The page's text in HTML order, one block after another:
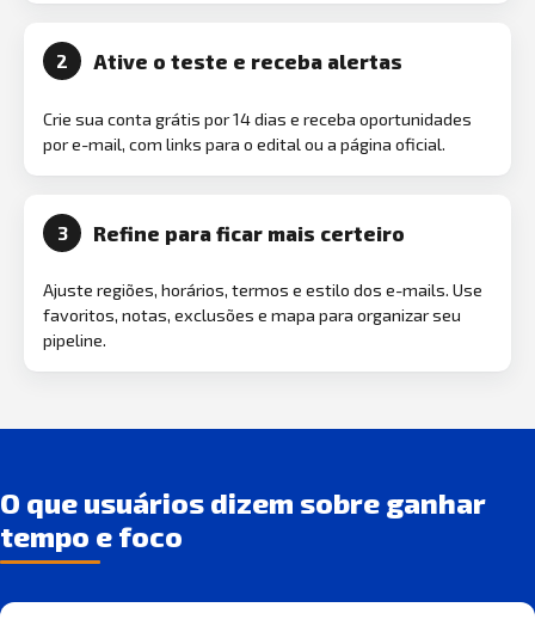
2 Ative o teste e receba alertas
Crie sua conta grátis por 14 dias e receba oportunidades
por e-mail, com links para o edital ou a página oficial.
3 Refine para ficar mais certeiro
Ajuste regiões, horários, termos e estilo dos e-mails. Use
favoritos, notas, exclusões e mapa para organizar seu
pipeline.
O que usuários dizem sobre ganhar
tempo e foco